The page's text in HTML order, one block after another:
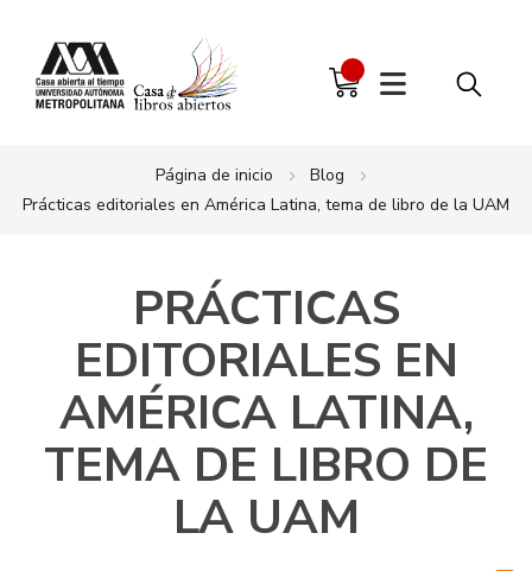
Página de inicio
Blog
Prácticas editoriales en América Latina, tema de libro de la UAM
PRÁCTICAS
EDITORIALES EN
AMÉRICA LATINA,
TEMA DE LIBRO DE
LA UAM